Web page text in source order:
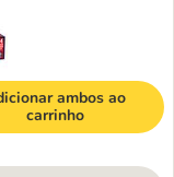
ambos ao
carrinho